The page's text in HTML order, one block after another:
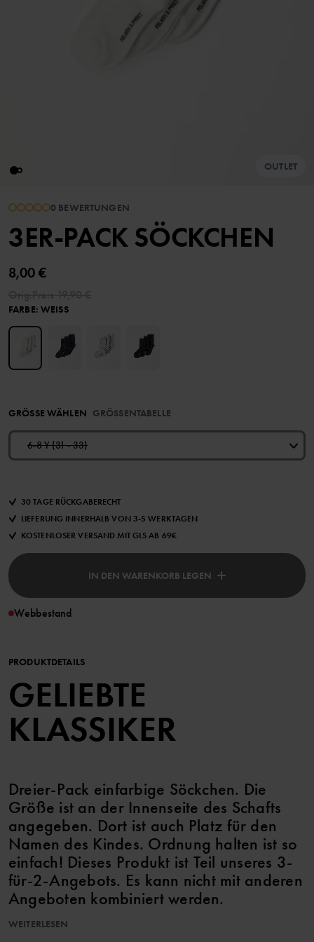
OUTLET
0 BEWERTUNGEN
3ER-PACK SÖCKCHEN
8,00 €
FARBE: WEISS
GRÖSSE WÄHLEN GRÖSSENTABELLE
6-8 Y (31 - 33)
30 TAGE RÜCKGABERECHT
LIEFERUNG INNERHALB VON 3-5 WERKTAGEN
KOSTENLOSER VERSAND MIT GLS AB 69€
IN DEN WARENKORB LEGEN
Webbestand
PRODUKTDETAILS
GELIEBTE
KLASSIKER
Dreier-Pack einfarbige Söckchen. Die
Größe ist an der Innenseite des Schafts
angegeben. Dort ist auch Platz für den
Namen des Kindes. Ordnung halten ist so
einfach! Dieses Produkt ist Teil unseres 3-
für-2-Angebots. Es kann nicht mit anderen
Angeboten kombiniert werden.
WEITERLESEN